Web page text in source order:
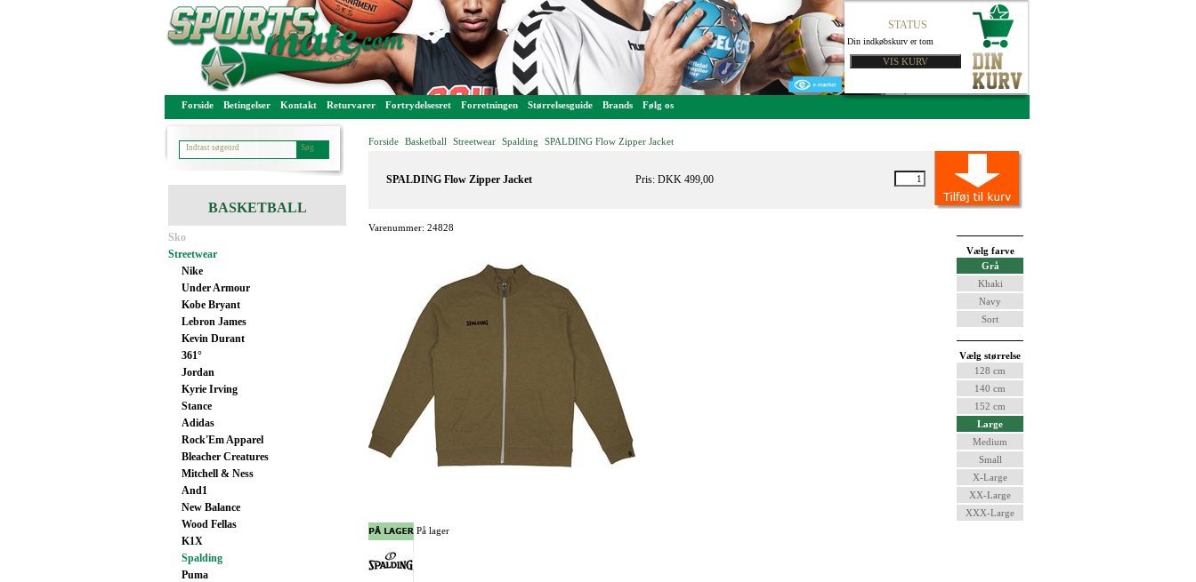
STATUS
Din indkøbskurv er tom
Forside Betingelser Kontakt Returvarer Fortrydelsesret Forretningen Størrelsesguide Brands Følg os
BASKETBALL
Sko
Streetwear
Nike
Under Armour
Kobe Bryant
Lebron James
Kevin Durant
361°
Jordan
Kyrie Irving
Stance
Adidas
Rock'Em Apparel
Bleacher Creatures
Mitchell & Ness
And1
New Balance
Wood Fellas
K1X
Spalding
Puma
Forside Basketball Streetwear Spalding SPALDING Flow Zipper Jacket
SPALDING Flow Zipper Jacket Pris: DKK 499,00
Varenummer: 24828
Vælg farve
Grå
Khaki
Navy
Sort
Vælg størrelse
128 cm
140 cm
152 cm
Large
Medium
Small
X-Large
XX-Large
XXX-Large
På lager